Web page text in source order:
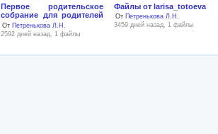
Первое родительское
собрание для родителей
первоклассников
От Петренькова Л.Н.
2592 дней назад, 1 файлы
Файлы от larisa_totoeva
От Петренькова Л.Н.
3459 дней назад, 1 файлы